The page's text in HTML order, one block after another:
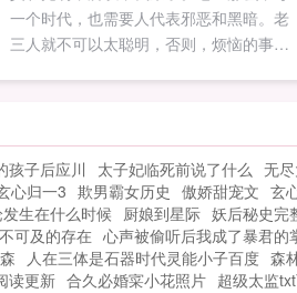
一个时代，也需要人代表邪恶和黑暗。老
三人就不可以太聪明，否则，烦恼的事情
完本作品大唐农圣，欢迎各位书友品鉴。
孩子后应川 太子妃临死前说了什么 无
心归一3 欺男霸女历史 傲娇甜宠文 玄
生在什么时候 厨娘到星际 妖后秘史完
可及的存在 心声被偷听后我成了暴君的
人在三体是石器时代灵能小子百度 森
读更新 合久必婚寀小花照片 超级太监